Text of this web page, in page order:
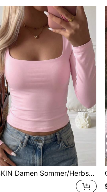
GLAMSKIN Damen Sommer/Herbst Basic Y2K Quadratischer Ausschnitt Langarm Slim Fit T-Shirt, einfarbig sexy figurbetontes Crop Top Rosa